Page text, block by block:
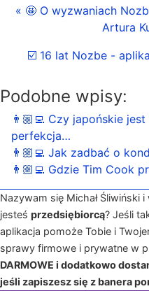
« 🤩 O wyzwaniach
Artura
☑️ 16 lat Nozbe -
Podobne wpisy:
👨🏼‍💻 Czy japońskie
perfekcja…
👨🏼‍💻 Jak zadbać o
👨🏼‍💻 Gdzie Tim Cook
Nazywam się Michał Śliwiński
jesteś przedsiębiorcą? Jeśli
aplikacja pomoże Tobie i
sprawy firmowe i prywatne w
DARMOWE i dodatkowo
jeśli zapiszesz się z banera